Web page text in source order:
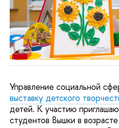
Управление социальной
выставку детского
детей. К участию
студентов Вышки в